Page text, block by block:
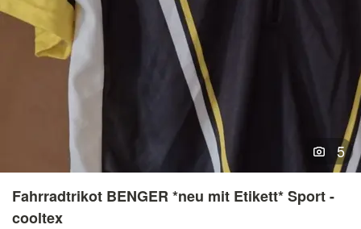
Anzeige aufgeben
5
Fahrradtrikot BENGER *neu mit Etikett* Sport -
cooltex